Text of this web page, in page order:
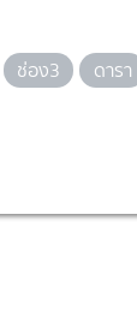
ช่อง3 ดารา